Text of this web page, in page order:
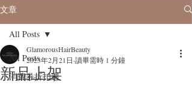
文章
All Posts
消費券折扣週
All Posts
新品上架
GlamorousHairBeauty
2023年2月21日 讀畢需時 1 分鐘